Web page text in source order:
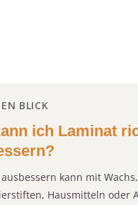
BLICK
ich Laminat
kann mit Wachs,
Hausmitteln oder